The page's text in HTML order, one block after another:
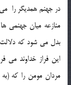
منازعه ميان جهنمي
بدل مي شود که دلالت
اين فراز خداوند مي
مردان مومن را که